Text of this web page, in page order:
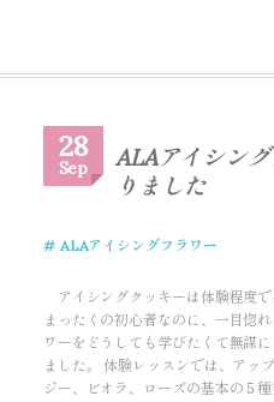
28
Sep
ALAアイシン
りました
ALAアイシングフラワー
アイシングクッキーは体験程度
まったくの初心者なのに、一目惚
ワーをどうしても学びたくて無謀
ました。 体験レッスンでは、アッ
ジー、ビオラ、ローズの基本の５